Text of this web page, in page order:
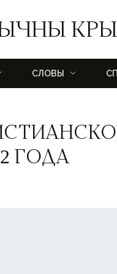
СЛОВЫ
ГОДА